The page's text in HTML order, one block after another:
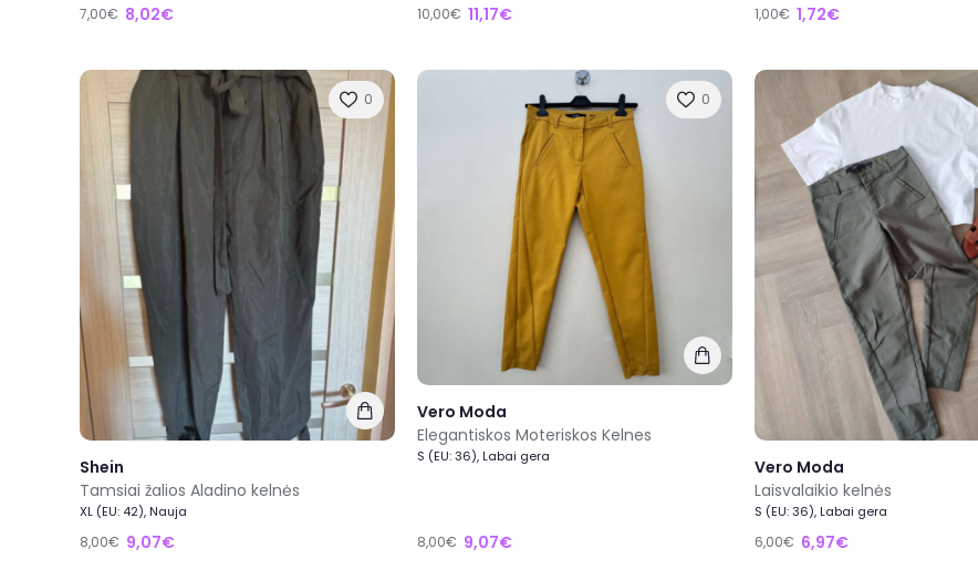
7,00€ 8,02€ 10,00€ 11,17€ 1,00€ 1,72€
0
Shein
Tamsiai žalios Aladino kelnės
XL (EU: 42), Nauja
8,00€ 9,07€
0
Vero Moda
Elegantiskos Moteriskos Kelnes
S (EU: 36), Labai gera
8,00€ 9,07€
Vero Moda
Laisvalaikio kelnės
S (EU: 36), Labai gera
6,00€ 6,97€